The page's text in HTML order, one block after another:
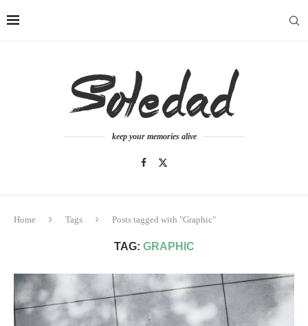
keep your memories alive
Home Tags Posts tagged with "Graphic"
TAG: GRAPHIC